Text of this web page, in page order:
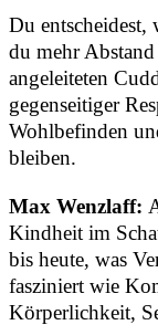
Du
du mehr
angeleiteten
gegenseitiger
Wohlbefinden
bleiben.
Max Wenzlaff:
Kindheit im
bis heute, was
fasziniert wie
Körperlichkeit,